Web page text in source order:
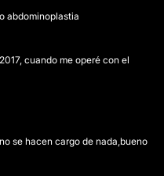
abdominoplastia
cuando me operé con el
se hacen cargo de nada,bueno